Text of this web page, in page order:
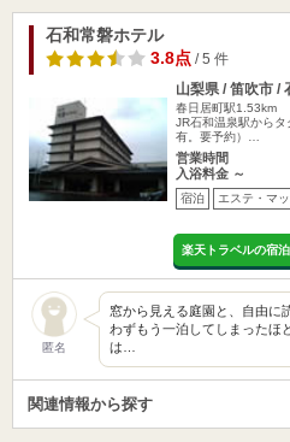
石和常磐ホテル
3.8点/ 5 件
山梨県 / 笛吹市 /
春日居町駅1.53km
JR石和温泉駅から
有。要予約）…
営業時間
入浴料金 ～
宿泊 エステ・マ
楽天トラベルの宿
匿名
窓から見える庭園と、自由に
わずもう一泊してしまったほ
は…
関連情報から探す